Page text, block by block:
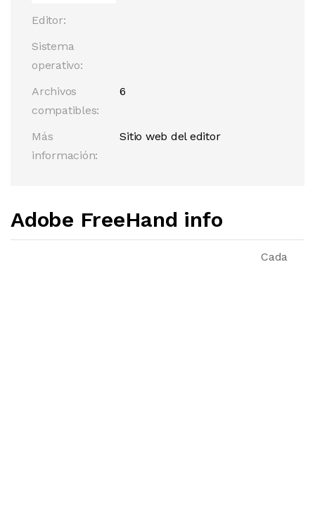
Editor:
Sistema
operativo:
Archivos
compatibles:
6
Más
información:
Sitio web del editor
Adobe FreeHand info
Cada